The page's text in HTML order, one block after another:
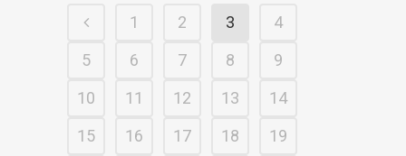
1 2 3
4
5
6 7 8
9
10
11 12 13
14
15
16 17 18
19